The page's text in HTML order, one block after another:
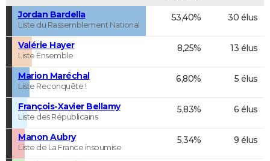
Jordan Bardella
Liste du Rassemblement National
53,40% 30 élus
Valérie Hayer
Liste Ensemble
8,25% 13 élus
Marion Maréchal
Liste Reconquête !
6,80% 5 élus
François-Xavier Bellamy
Liste des Républicains
5,83% 6 élus
Manon Aubry
Liste de La France insoumise
5,34% 9 élus